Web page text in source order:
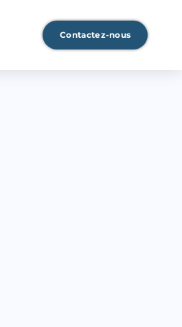
Contactez-nous